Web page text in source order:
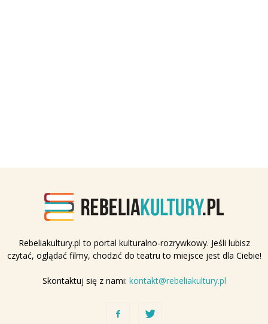
Rebeliakultury.pl to portal kulturalno-rozrywkowy. Jeśli lubisz
czytać, oglądać filmy, chodzić do teatru to miejsce jest dla Ciebie!
Skontaktuj się z nami: kontakt@rebeliakultury.pl